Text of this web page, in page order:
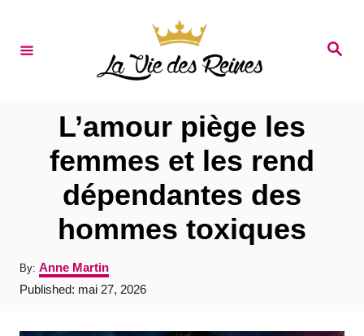
S
L’amour piège les
femmes et les rend
dépendantes des
hommes toxiques
By: A
u
t
o
Anne Martin
P
Published: mai 27, 2026